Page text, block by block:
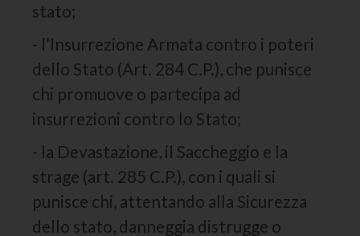
stato;
- l’Insurrezione Armata contro i poteri
dello Stato (Art. 284 C.P.), che punisce
chi promuove o partecipa ad
insurrezioni contro lo Stato;
- la Devastazione, il Saccheggio e la
strage (art. 285 C.P.), con i quali si
punisce chi, attentando alla Sicurezza
dello stato, danneggia distrugge o